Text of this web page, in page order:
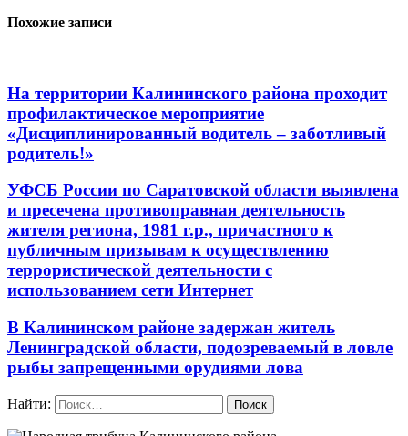
Похожие записи
На территории Калининского района проходит
профилактическое мероприятие
«Дисциплинированный водитель – заботливый
родитель!»
УФСБ России по Саратовской области выявлена
и пресечена противоправная деятельность
жителя региона, 1981 г.р., причастного к
публичным призывам к осуществлению
террористической деятельности с
использованием сети Интернет
В Калининском районе задержан житель
Ленинградской области, подозреваемый в ловле
рыбы запрещенными орудиями лова
Найти: